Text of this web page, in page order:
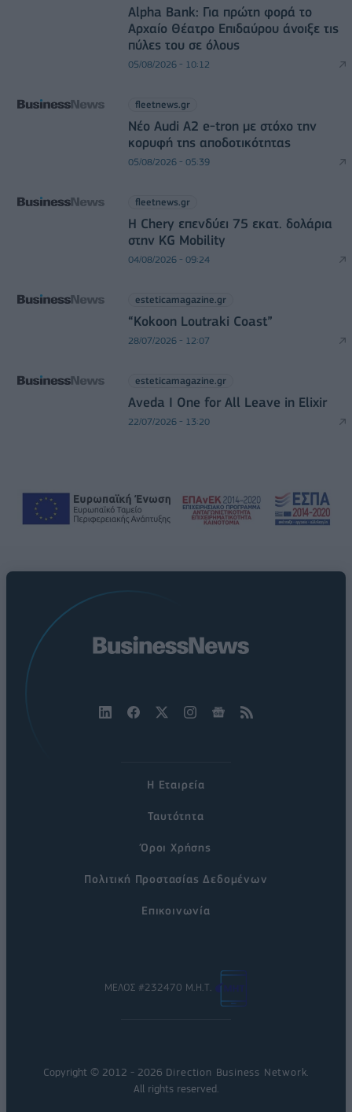
Alpha Bank: Για πρώτη φορά το
Αρχαίο Θέατρο Επιδαύρου άνοιξε τις
πύλες του σε όλους
05/08/2026 - 10:12
fleetnews.gr
Νέο Audi A2 e-tron με στόχο την
κορυφή της αποδοτικότητας
05/08/2026 - 05:39
fleetnews.gr
Η Chery επενδύει 75 εκατ. δολάρια
στην KG Mobility
04/08/2026 - 09:24
esteticamagazine.gr
“Kokoon Loutraki Coast”
28/07/2026 - 12:07
esteticamagazine.gr
Aveda I One for All Leave in Elixir
22/07/2026 - 13:20
Η Εταιρεία
Ταυτότητα
Όροι Χρήσης
Πολιτική Προστασίας Δεδομένων
Επικοινωνία
ΜΕΛΟΣ #232470 Μ.Η.Τ.
Copyright © 2012 - 2026 Direction Business Network
All rights reserved.